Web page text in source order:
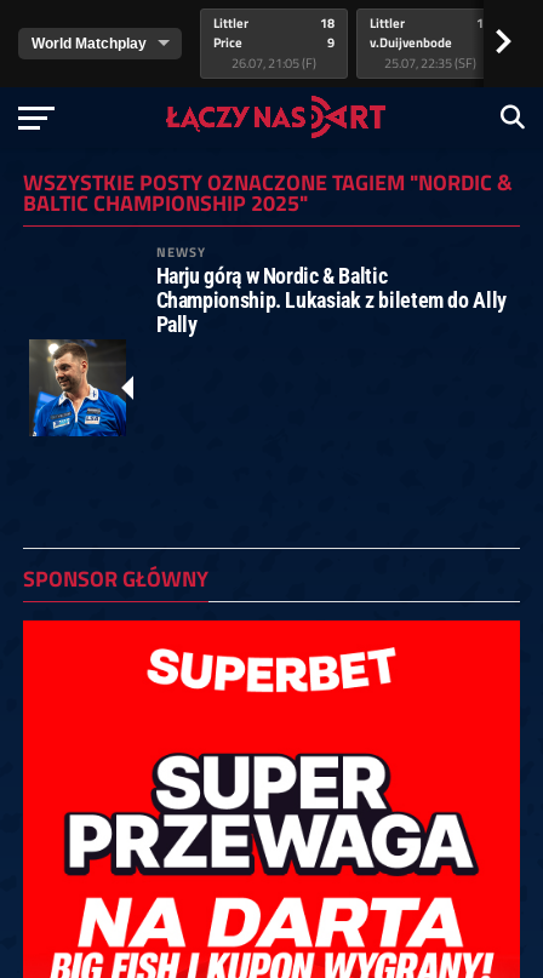
Littler
Price
18
9
26.07, 21:05 (F)
Littler
v.Duijvenbode
17
25.07, 22:35 (SF)
>
WSZYSTKIE POSTY OZNACZONE TAGIEM "NORDIC &
BALTIC CHAMPIONSHIP 2025"
NEWSY
Harju górą w Nordic & Baltic
Championship. Lukasiak z biletem do Ally
Pally
SPONSOR GŁÓWNY